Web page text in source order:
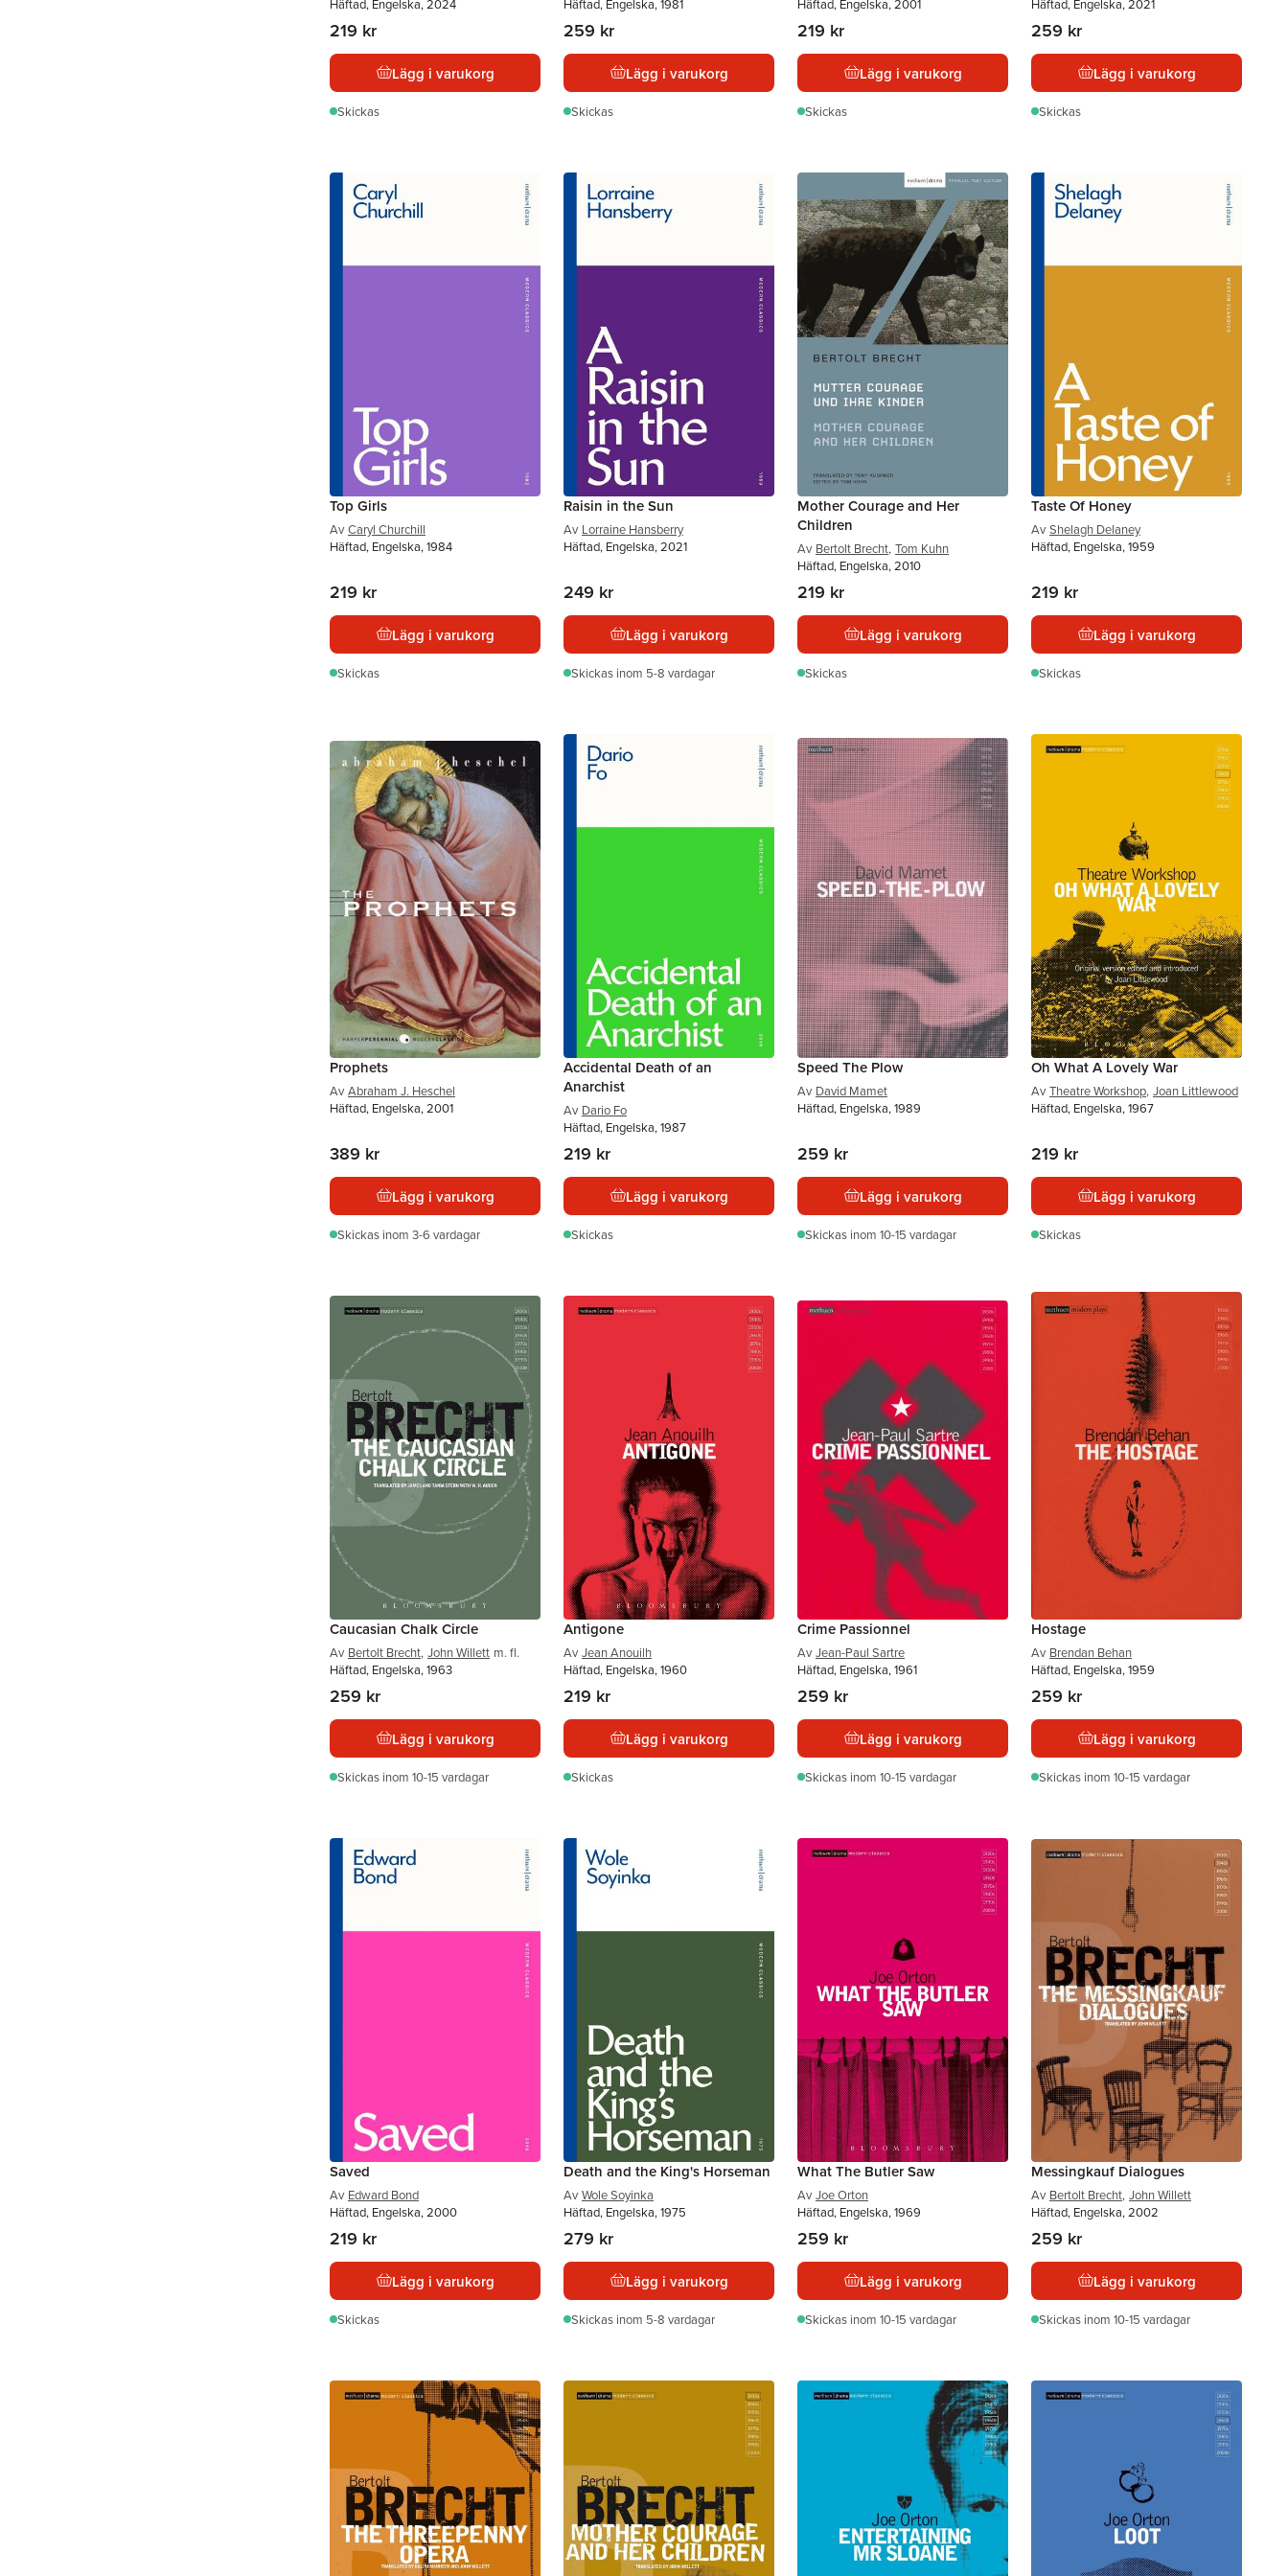
Häftad, Engelska, 2024
219 kr
Lägg i varukorg
Skickas
Häftad, Engelska, 1981
259 kr
Lägg i varukorg
Skickas
Häftad, Engelska, 2001
219 kr
Lägg i varukorg
Skickas
Häftad, Engelska, 2021
259 kr
Lägg i varukorg
Skickas
Top Girls
Av Caryl Churchill
Häftad, Engelska, 1984
219 kr
Lägg i varukorg
Skickas
Raisin in the Sun
Av Lorraine Hansberry
Häftad, Engelska, 2021
249 kr
Lägg i varukorg
Skickas inom 5-8 vardagar
Mother Courage and Her
Children
Av Bertolt Brecht, Tom Kuhn
Häftad, Engelska, 2010
219 kr
Lägg i varukorg
Skickas
Taste Of Honey
Av Shelagh Delaney
Häftad, Engelska, 1959
219 kr
Lägg i varukorg
Skickas
Prophets
Av Abraham J. Heschel
Häftad, Engelska, 2001
389 kr
Lägg i varukorg
Skickas inom 3-6 vardagar
Accidental Death of an
Anarchist
Av Dario Fo
Häftad, Engelska, 1987
219 kr
Lägg i varukorg
Skickas
Speed The Plow
Av David Mamet
Häftad, Engelska, 1989
259 kr
Lägg i varukorg
Skickas inom 10-15 vardagar
Oh What A Lovely War
Av Theatre Workshop, Joan Littlewood
Häftad, Engelska, 1967
219 kr
Lägg i varukorg
Skickas
Caucasian Chalk Circle
Av Bertolt Brecht, John Willett m. fl.
Häftad, Engelska, 1963
259 kr
Lägg i varukorg
Skickas inom 10-15 vardagar
Antigone
Av Jean Anouilh
Häftad, Engelska, 1960
219 kr
Lägg i varukorg
Skickas
Crime Passionnel
Av Jean-Paul Sartre
Häftad, Engelska, 1961
259 kr
Lägg i varukorg
Skickas inom 10-15 vardagar
Hostage
Av Brendan Behan
Häftad, Engelska, 1959
259 kr
Lägg i varukorg
Skickas inom 10-15 vardagar
Saved
Av Edward Bond
Häftad, Engelska, 2000
219 kr
Lägg i varukorg
Skickas
Death and the King's Horseman
Av Wole Soyinka
Häftad, Engelska, 1975
279 kr
Lägg i varukorg
Skickas inom 5-8 vardagar
What The Butler Saw
Av Joe Orton
Häftad, Engelska, 1969
259 kr
Lägg i varukorg
Skickas inom 10-15 vardagar
Messingkauf Dialogues
Av Bertolt Brecht, John Willett
Häftad, Engelska, 2002
259 kr
Lägg i varukorg
Skickas inom 10-15 vardagar